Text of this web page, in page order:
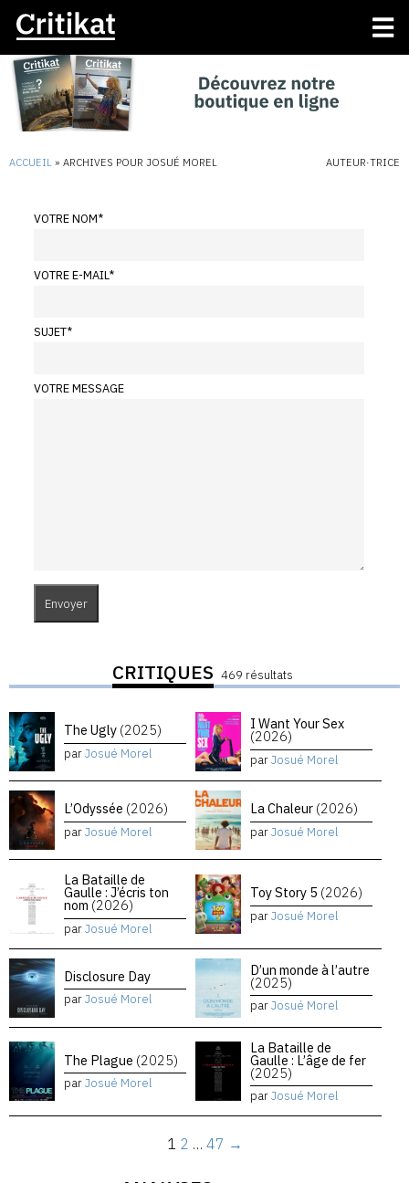
ACCUEIL » ARCHIVES POUR JOSUÉ MOREL AUTEUR·TRICE
VOTRE NOM*
VOTRE E-MAIL*
SUJET*
VOTRE MESSAGE
CRITIQUES 469 résultats
The Ugly (2025)
parJosué Morel
I Want Your Sex
(2026)
parJosué Morel
L’Odyssée (2026)
parJosué Morel
La Chaleur (2026)
parJosué Morel
La Bataille de
Gaulle : J’écris ton
nom (2026)
parJosué Morel
Toy Story 5 (2026)
parJosué Morel
Disclosure Day
parJosué Morel
D’un monde à l’autre
(2025)
parJosué Morel
The Plague (2025)
parJosué Morel
La Bataille de
Gaulle : L’âge de fer
(2025)
parJosué Morel
1 2 … 47 →